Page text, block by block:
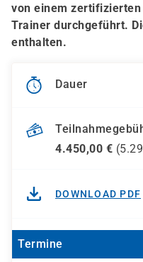
von einem zertifizierten
Trainer durchgeführt.
enthalten.
Dauer
4.450,00 € (
DOWNLOAD PDF
Termine